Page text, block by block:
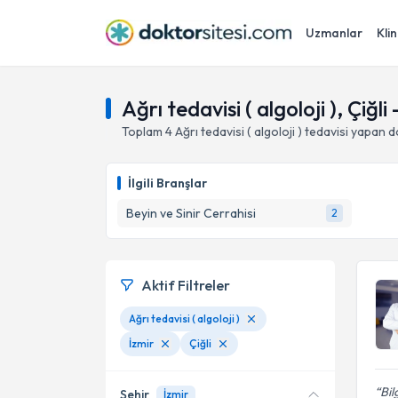
Uzmanlar
Ağrı tedavisi ( algoloji ), Çiğli
Toplam 4Ağrı tedavisi ( algoloji ) tedavisi yapan
İlgili Branşlar
Beyin ve Sinir Cerrahisi
2
Aktif Filtreler
Ağrı tedavisi ( algoloji )
İzmir
Çiğli
Şehir İzmir